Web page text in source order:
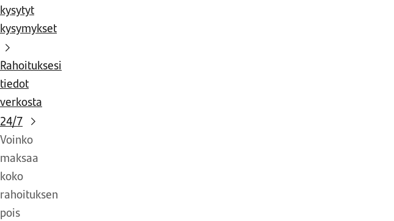
kysytyt
kysymykset
Rahoituksesi
tiedot
verkosta
24/7
Voinko
maksaa
koko
rahoituksen
pois